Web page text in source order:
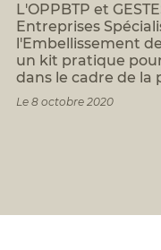
Repérages
autres
polluants
du
BTP
FCR,
l'Air
silice
et
poussières
inhalables
Formation
amiante
L'OPPBTP et
Entreprises
l'Embellissement
un kit pratique
dans le cadre de la
Le 8 octobre 2020